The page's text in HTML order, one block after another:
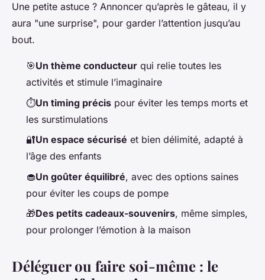
Une petite astuce ? Annoncer qu’après le gâteau, il y
aura "une surprise", pour garder l’attention jusqu’au
bout.
🎯Un thème conducteur qui relie toutes les
activités et stimule l’imaginaire
⏱️Un timing précis pour éviter les temps morts et
les surstimulations
🔐Un espace sécurisé et bien délimité, adapté à
l’âge des enfants
🧁Un goûter équilibré, avec des options saines
pour éviter les coups de pompe
🎁Des petits cadeaux-souvenirs, même simples,
pour prolonger l’émotion à la maison
Déléguer ou faire soi-même : le